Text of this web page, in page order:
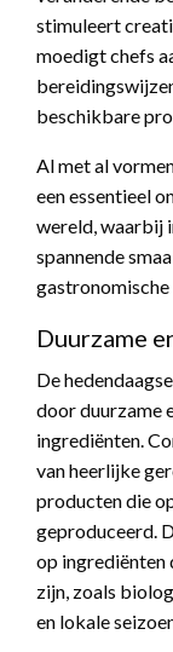
stimuleert
moedigt chefs
beschikbare
Al met al
een essentieel
wereld, waarbij
spannende
gastronomische
Duurzame
De
door duurzame
ingrediënten.
van heerlijke
producten die
geproduceerd.
op ingrediënten
zijn, zoals
en lokale